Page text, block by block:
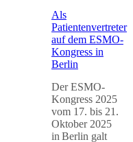
Als
Patientenvertreter
auf dem ESMO-
Kongress in
Berlin
Der ESMO-
Kongress 2025
vom 17. bis 21.
Oktober 2025
in Berlin galt